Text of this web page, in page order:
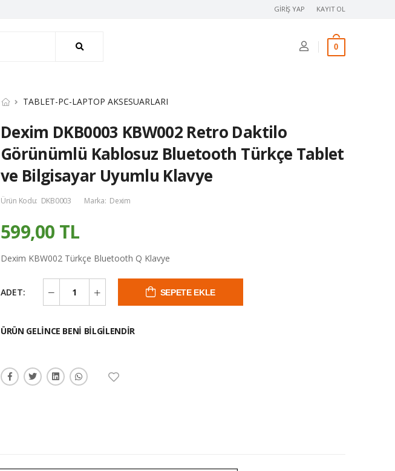
GIRIŞ YAP KAYIT OL
0
TABLET-PC-LAPTOP AKSESUARLARI
Dexim DKB0003 KBW002 Retro Daktilo
Görünümlü Kablosuz Bluetooth Türkçe Tablet
ve Bilgisayar Uyumlu Klavye
Ürün Kodu: DKB0003 Marka: Dexim
599,00 TL
Dexim KBW002 Türkçe Bluetooth Q Klavye
ADET: SEPETE EKLE
ÜRÜN GELINCE BENI BILGILENDIR